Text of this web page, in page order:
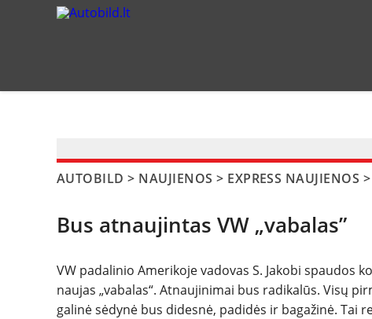
AUTOBILD > NAUJIENOS > EXPRESS NAUJIENOS >
Bus atnaujintas VW „vabalas”
VW padalinio Amerikoje vadovas S. Jakobi spaudos
naujas „vabalas“. Atnaujinimai bus radikalūs. Visų
galinė sėdynė bus didesnė, padidės ir bagažinė. Tai